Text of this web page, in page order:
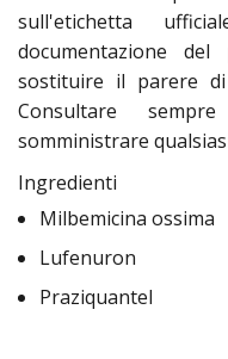
sull'etichetta
documentazione
sostituire il parere
Consultare
somministrare
Ingredienti
Milbemicina ossima
Lufenuron
Praziquantel